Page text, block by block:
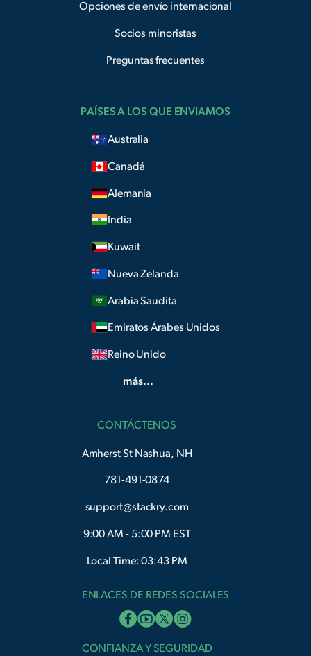
Opciones de envío internacional
Socios minoristas
Preguntas frecuentes
PAÍSES A LOS QUE ENVIAMOS
Australia
Canadá
Alemania
India
Kuwait
Nueva Zelanda
Arabia Saudita
Emiratos Árabes Unidos
Reino Unido
más...
CONTÁCTENOS
Amherst St Nashua, NH
781-491-0874
support@stackry.com
9:00 AM - 5:00 PM EST
Local Time: 03:43 PM
ENLACES DE REDES SOCIALES
CONFIANZA Y SEGURIDAD